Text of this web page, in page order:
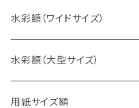
太子判（288×379ミリ）
四切判（348×424ミリ）
大衣判（394×509ミリ）
スケッチ6Ｆ（458×550ミリ）
スケッチ8Ｆ（520×595ミリ）
スケッチ10Ｆ（595×670ミリ）
10cm正方形（100×100ミリ）
15cm正方形（150×150ミリ）
20cm正方形（200×200ミリ）
水彩額（ワイドサイズ）
15×30cm
20×40cm
水彩額（大型サイズ）
大判（660×850ミリ）
用紙サイズ額